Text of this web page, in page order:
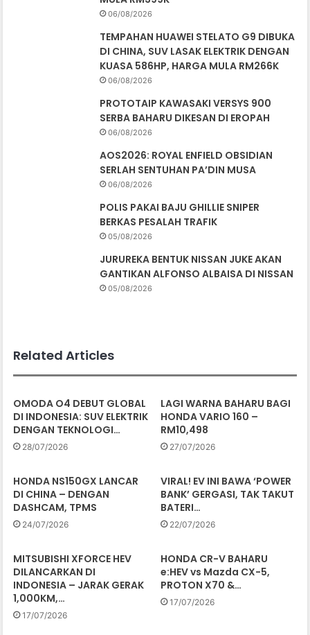
06/08/2026
TEMPAHAN HUAWEI STELATO G9 DIBUKA
DI CHINA, SUV LASAK ELEKTRIK DENGAN
KUASA 586HP, HARGA MULA RM266K
06/08/2026
PROTOTAIP KAWASAKI VERSYS 900
SERBA BAHARU DIKESAN DI EROPAH
06/08/2026
AOS2026: ROYAL ENFIELD OBSIDIAN
SERLAH SENTUHAN PA’DIN MUSA
06/08/2026
POLIS PAKAI BAJU GHILLIE SNIPER
BERKAS PESALAH TRAFIK
05/08/2026
JURUREKA BENTUK NISSAN JUKE AKAN
GANTIKAN ALFONSO ALBAISA DI NISSAN
05/08/2026
Related Articles
OMODA O4 DEBUT GLOBAL
DI INDONESIA: SUV ELEKTRIK
DENGAN TEKNOLOGI…
28/07/2026
LAGI WARNA BAHARU BAGI
HONDA VARIO 160 –
RM10,498
27/07/2026
HONDA NS150GX LANCAR
DI CHINA – DENGAN
DASHCAM, TPMS
24/07/2026
VIRAL! EV INI BAWA ‘POWER
BANK’ GERGASI, TAK TAKUT
BATERI…
22/07/2026
MITSUBISHI XFORCE HEV
DILANCARKAN DI
INDONESIA – JARAK GERAK
1,000KM,…
17/07/2026
HONDA CR-V BAHARU
e:HEV vs Mazda CX-5,
PROTON X70 &…
17/07/2026